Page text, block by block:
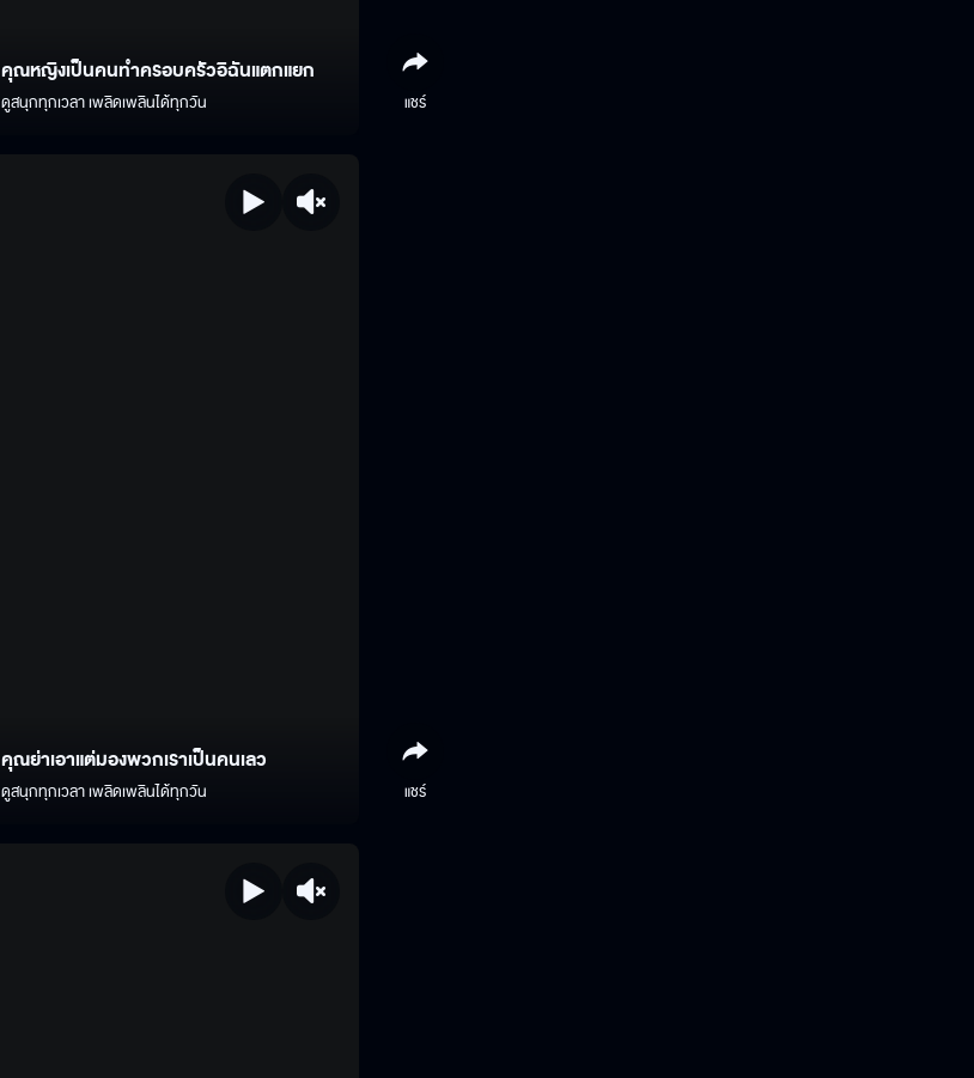
คุณหญิงเป็นคนทำครอบครัวอิฉันแตกแยก
ดูสนุกทุกเวลา เพลิดเพลินได้ทุกวัน แชร์
คุณย่าเอาแต่มองพวกเราเป็นคนเลว
ดูสนุกทุกเวลา เพลิดเพลินได้ทุกวัน แชร์